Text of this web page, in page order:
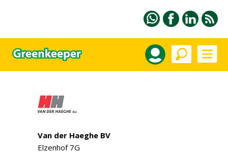
Van der Haeghe BV
Elzenhof 7G